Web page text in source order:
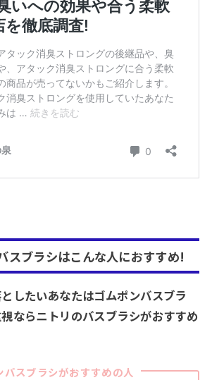
スブラシはこんな人におすすめ!
したいあなたはゴムポンバスブラ
ならニトリのバスブラシがおすすめ
バスブラシがおすすめの人